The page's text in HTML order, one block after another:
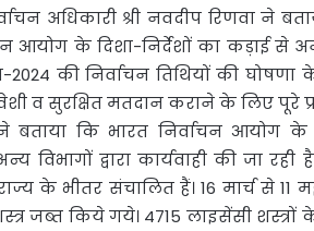
अधिकारी श्री नवदीप रिणवा ने
आयोग के दिशा-निर्देशों का कड़ाई से
की निर्वाचन तिथियों की घोषणा के
व सुरक्षित मतदान कराने के लिए पूरे
ने बताया कि भारत निर्वाचन
विभागों द्वारा कार्यवाही की जा
के भीतर संचालित हैं। 16 मार्च से 11
जब्त किये गये। 4715 लाइसेंसी